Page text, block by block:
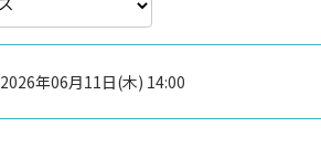
2026年06月11日(木) 14:00